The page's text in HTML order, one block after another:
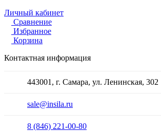
Личный кабинет
Сравнение
Избранное
Корзина
Контактная информация
443001, г. Самара, ул. Ленинская, 302
sale@insila.ru
8 (846) 221-00-80